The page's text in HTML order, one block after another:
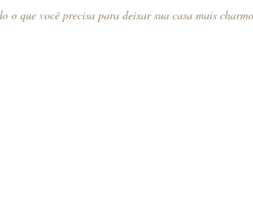
o que você precisa para deixar sua casa mais